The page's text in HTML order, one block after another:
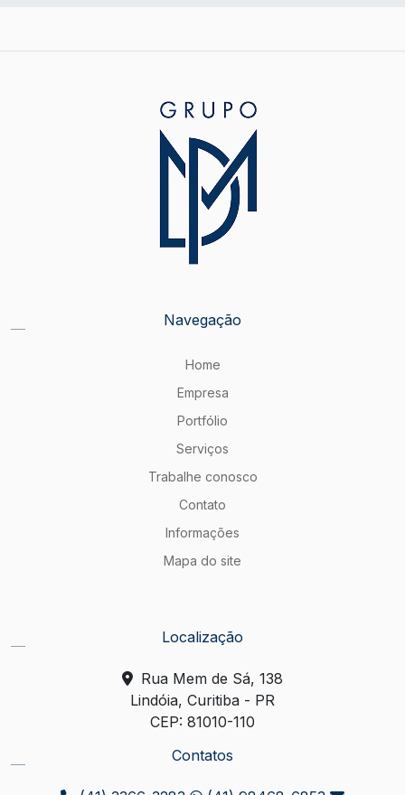
Navegação
Home
Empresa
Portfólio
Serviços
Trabalhe conosco
Contato
Informações
Mapa do site
Localização
Rua Mem de Sá, 138
Lindóia, Curitiba - PR
CEP: 81010-110
Contatos